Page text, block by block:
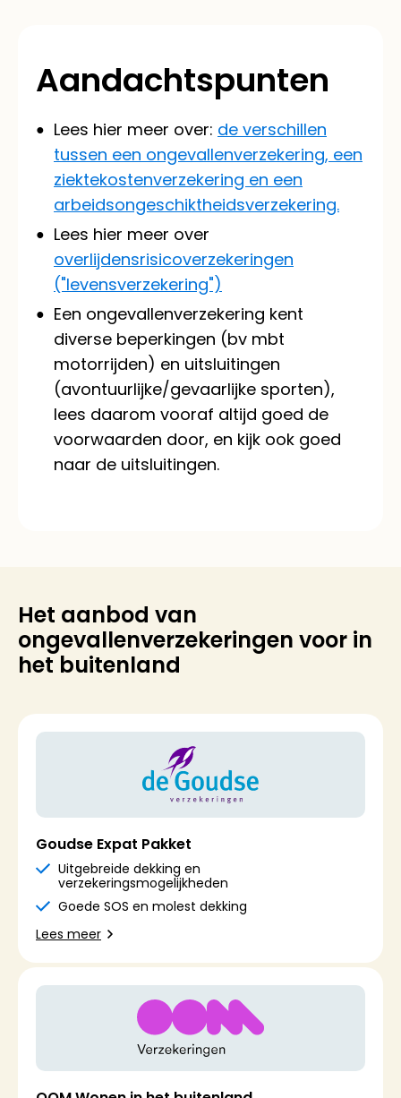
Aandachtspunten
Lees hier meer over: de verschillen
tussen een ongevallenverzekering, een
ziektekostenverzekering en een
arbeidsongeschiktheidsverzekering.
Lees hier meer over
overlijdensrisicoverzekeringen
("levensverzekering")
Een ongevallenverzekering kent
diverse beperkingen (bv mbt
motorrijden) en uitsluitingen
(avontuurlijke/gevaarlijke sporten),
lees daarom vooraf altijd goed de
voorwaarden door, en kijk ook goed
naar de uitsluitingen.
Het aanbod van
ongevallenverzekeringen voor in
het buitenland
Goudse Expat Pakket
Uitgebreide dekking en
verzekeringsmogelijkheden
Goede SOS en molest dekking
Lees meer